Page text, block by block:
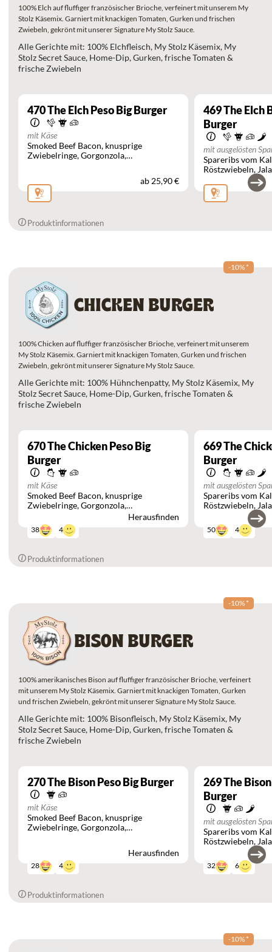
100% Elch auf fluffiger französischer Brioche, verfeinert mit unserem My
Stolz Käsemix. Garniert mit knackigen Tomaten, Gurken und frischen
Zwiebeln, gekrönt mit unserer Signature My Stolz Sauce.
Alle Gerichte mit: 100% Elchfleisch, My Stolz Käsemix, My
Stolz Secret Sauce, Home-Dip, Gurken, frische Tomaten &
frische Zwiebeln
470The Elch Peso Big Burger
mit Käse
Smoked Beef Bacon knusprige
Zwiebelringe Gorgonzola
ab 25,90 €
469The Elch
Burger
mit ausgelösten
Spareribs vom
Röstzwiebeln
Produktinformationen
-10% *
CHICKEN BURGER
100% Chicken auf fluffiger französischer Brioche, verfeinert mit unserem
My Stolz Käsemix. Garniert mit knackigen Tomaten, Gurken und frischen
Zwiebeln, gekrönt mit unserer Signature My Stolz Sauce.
Alle Gerichte mit: 100% Hühnchenpatty, My Stolz Käsemix, My
Stolz Secret Sauce, Home-Dip, Gurken, frische Tomaten &
frische Zwiebeln
670The Chicken Peso Big
Burger
mit Käse
Smoked Beef Bacon knusprige
Zwiebelringe Gorgonzola
Herausfinden
38 4
669The
Burger
mit ausgelösten
Spareribs vom
Röstzwiebeln
50 4
Produktinformationen
-10% *
BISON BURGER
100% amerikanisches Bison auf fluffiger französischer Brioche, verfeinert
mit unserem My Stolz Käsemix. Garniert mit knackigen Tomaten, Gurken
und frischen Zwiebeln, gekrönt mit unserer Signature My Stolz Sauce.
Alle Gerichte mit: 100% Bisonfleisch, My Stolz Käsemix, My
Stolz Secret Sauce, Home-Dip, Gurken, frische Tomaten &
frische Zwiebeln
270The Bison Peso Big Burger
mit Käse
Smoked Beef Bacon knusprige
Zwiebelringe Gorgonzola
Herausfinden
28 4
269The
Burger
mit ausgelösten
Spareribs vom
Röstzwiebeln
32 6
Produktinformationen
-10% *